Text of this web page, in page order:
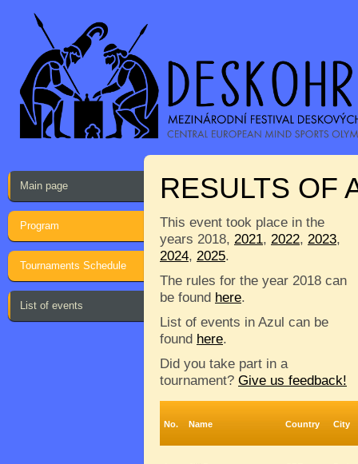
Main page
Program
Tournaments Schedule
List of events
RESULTS OF
This event took place in the
years 2018, 2021, 2022, 2023,
2024, 2025.
The rules for the year 2018 can
be found here.
List of events in Azul can be
found here.
Did you take part in a
tournament? Give us feedback!
No. Name Country City